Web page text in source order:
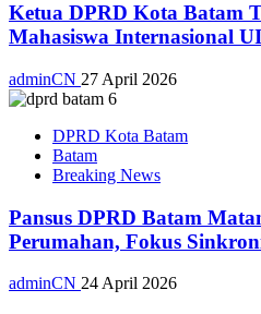
Ketua DPRD Kota Batam
Mahasiswa Internasional
adminCN 27 April 2026
DPRD Kota Batam
Batam
Breaking News
Pansus DPRD Batam
Perumahan, Fokus
adminCN 24 April 2026